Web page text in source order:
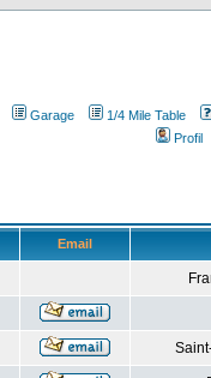
Garage
1/4 Mile Table
Profil
Email